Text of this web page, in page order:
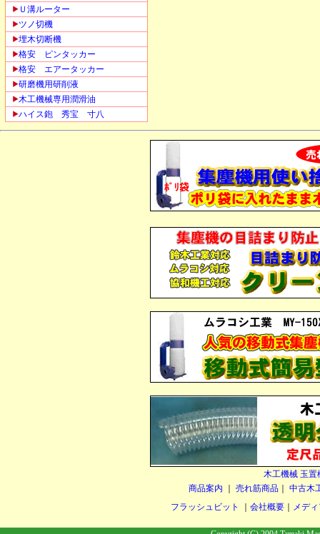
Ｕ溝ルーター
ツノ切機
埋木切断機
格安 ピンタッカー
格安 エアータッカー
研磨機用研削液
木工機械専用潤滑油
ハイス鉋 秀宝 寸八
木工機械 玉置
商品案内
売れ筋商品｜
中古木
フラッシュビット
会社概要 メデ